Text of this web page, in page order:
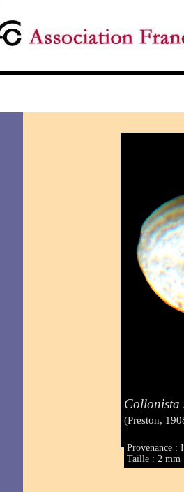
Collonista
(Preston,
Provenance :
Taille : 2 mm